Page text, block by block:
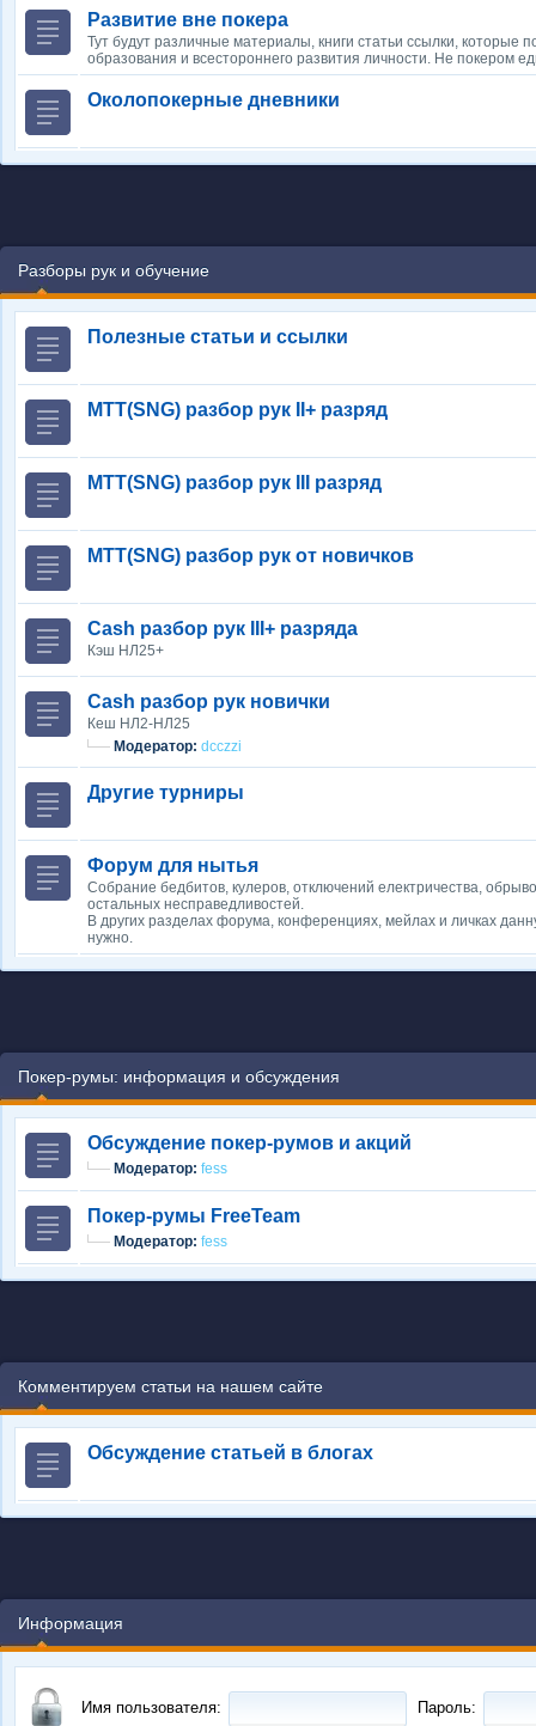
Развитие вне покера
Тут будут различные материалы, книги статьи ссылки, которые
образования и всестороннего развития личности. Не покером
Околопокерные дневники
Разборы рук и обучение
Полезные статьи и ссылки
MTT(SNG) разбор рук II+ разряд
MTT(SNG) разбор рук III разряд
MTT(SNG) разбор рук от новичков
Cash разбор рук III+ разряда
Кэш НЛ25+
Cash разбор рук новички
Кеш НЛ2-НЛ25
Модератор: dcczzi
Другие турниры
Форум для нытья
Собрание бедбитов, кулеров, отключений електричества,
остальных несправедливостей.
В других разделах форума, конференциях, мейлах и личках
нужно.
Покер-румы: информация и обсуждения
Обсуждение покер-румов и акций
Модератор: fess
Покер-румы FreeTeam
Модератор: fess
Комментируем статьи на нашем сайте
Обсуждение статьей в блогах
Информация
Имя пользователя: Пароль: